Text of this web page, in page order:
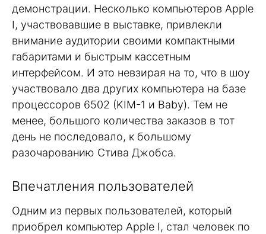
демонстрации. Несколько компьютеров Apple
I, участвовавшие в выставке, привлекли
внимание аудитории своими компактными
габаритами и быстрым кассетным
интерфейсом. И это невзирая на то, что в шоу
участвовало два других компьютера на базе
процессоров 6502 (KIM-1 и Baby). Тем не
менее, большого количества заказов в тот
день не последовало, к большому
разочарованию Стива Джобса.
Впечатления пользователей
Одним из первых пользователей, который
приобрел компьютер Apple I, стал человек по